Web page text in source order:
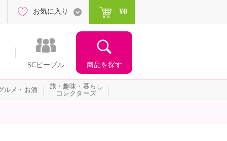
SCピープル 商品を探す
お気に入り ¥0
ルメ・お酒
旅・趣味・暮らし
コレクターズ